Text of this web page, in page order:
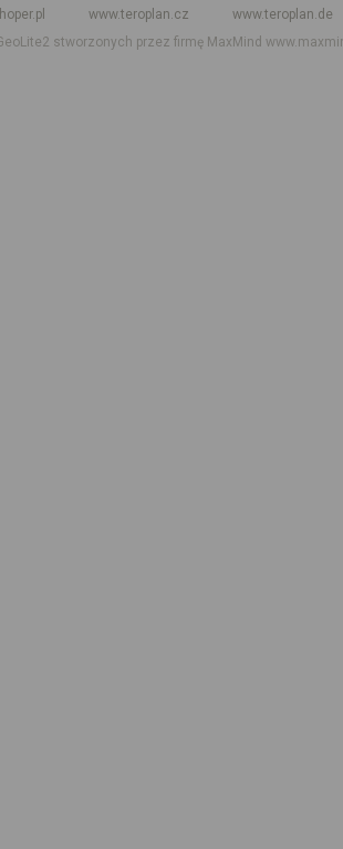
hoper.pl www.teroplan.cz
www.teroplan.de
stworzonych przez firmę MaxMind